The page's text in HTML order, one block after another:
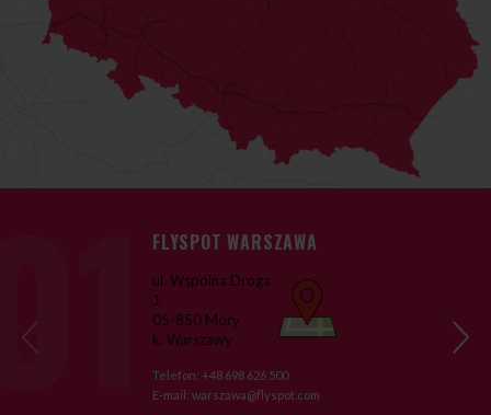
FLYSPOT WARSZAWA
ul. Wspólna Droga
1
05-850 Mory
k. Warszawy
Telefon: +48 698 626 500
E-mail: warszawa@flyspot.com
‹
›